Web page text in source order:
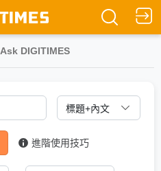
Ask DIGITIMES
進階使用技巧